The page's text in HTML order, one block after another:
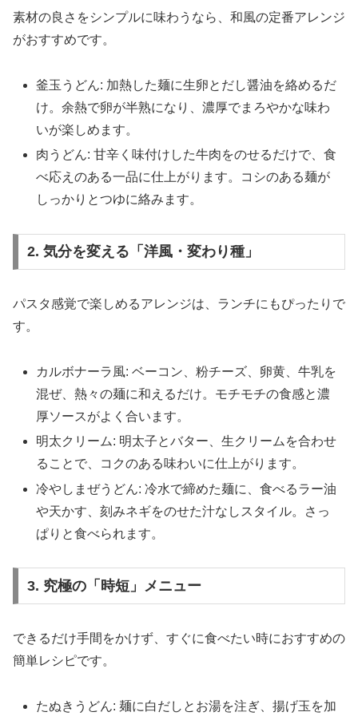
素材の良さをシンプルに味わうなら、和風の定番アレンジ
がおすすめです。
釜玉うどん: 加熱した麺に生卵とだし醤油を絡めるだ
け。余熱で卵が半熟になり、濃厚でまろやかな味わ
いが楽しめます。
肉うどん: 甘辛く味付けした牛肉をのせるだけで、食
べ応えのある一品に仕上がります。コシのある麺が
しっかりとつゆに絡みます。
2. 気分を変える「洋風・変わり種」
パスタ感覚で楽しめるアレンジは、ランチにもぴったりで
す。
カルボナーラ風: ベーコン、粉チーズ、卵黄、牛乳を
混ぜ、熱々の麺に和えるだけ。モチモチの食感と濃
厚ソースがよく合います。
明太クリーム: 明太子とバター、生クリームを合わせ
ることで、コクのある味わいに仕上がります。
冷やしまぜうどん: 冷水で締めた麺に、食べるラー油
や天かす、刻みネギをのせた汁なしスタイル。さっ
ぱりと食べられます。
3. 究極の「時短」メニュー
できるだけ手間をかけず、すぐに食べたい時におすすめの
簡単レシピです。
たぬきうどん: 麺に白だしとお湯を注ぎ、揚げ玉を加